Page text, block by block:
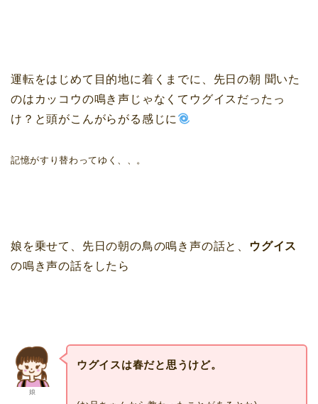
運転をはじめて目的地に着くまでに、先日の朝 聞いた
のはカッコウの鳴き声じゃなくてウグイスだったっ
け？と頭がこんがらがる感じに
記憶がすり替わってゆく、、。
娘を乗せて、先日の朝の鳥の鳴き声の話と、
ウグイス
の鳴き声の話をしたら
娘
ウグイスは春だと思うけど。